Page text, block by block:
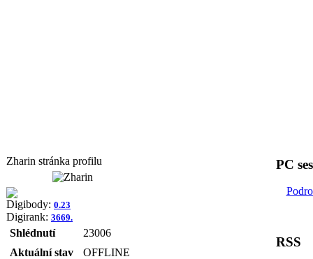
Zharin stránka profilu
Digibody: 0.23
Digirank: 3669.
Shlédnutí
23006
Aktuální stav
OFFLINE
PC
RSS